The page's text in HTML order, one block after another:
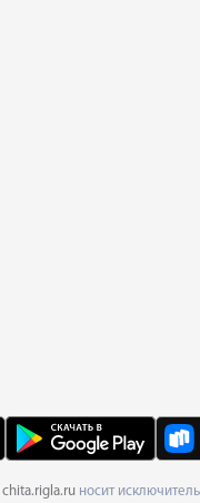
chita.rigla.ru носит